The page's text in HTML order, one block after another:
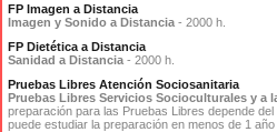
FP Imagen a Distancia
Imagen y Sonido a Distancia - 2000 h.
FP Dietética a Distancia
Sanidad a Distancia - 2000 h.
Pruebas Libres Atención Sociosanitaria
Pruebas Libres Servicios Socioculturales y a
preparación para las Pruebas Libres depende
puede estudiar la preparación en menos de 1 año